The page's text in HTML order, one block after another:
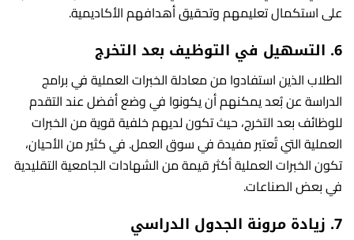
على استكمال تعليمهم وتحقيق أهدافهم الأكاديمية.
6. التسهيل في التوظيف بعد التخرج
الطلاب الذين استفادوا من معادلة الخبرات العملية في برامج
الدراسة عن بُعد يمكنهم أن يكونوا في وضع أفضل عند التقدم
للوظائف بعد التخرج، حيث تكون لديهم خلفية قوية من الخبرات
العملية التي تُعتبر مفيدة في سوق العمل. في كثير من الأحيان،
تكون الخبرات العملية أكثر قيمة من الشهادات الجامعية التقليدية
في بعض الصناعات.
7. زيادة مرونة الجدول الدراسي